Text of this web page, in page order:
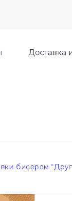
Доставка
бисером